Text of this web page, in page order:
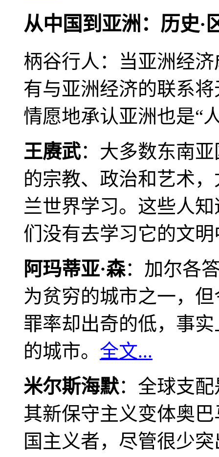
从中国到亚洲：历史·
柄谷行人：当亚洲经
有与亚洲经济的联系
情愿地承认亚洲也是“
王赓武：大多数东南
的宗教、政治和艺术
兰世界学习。这些人
们没有去学习它的文
阿玛蒂亚·森：加尔各
为贫穷的城市之一，
罪率却出奇的低，事
的城市。 全文...
米尔斯海默：全球支
其新保守主义变体奥
国主义者，尽管很少